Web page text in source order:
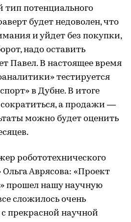
тип потенциального
будет недоволен, что
и уйдет без покупки,
надо оставить
Павел. В настоящее время
тестируется
в Дубне. В итоге
а продажи —
можно будет оценить
робототехнического
Аврясова: «Проект
прошел нашу научную
сложилось очень
прекрасной научной